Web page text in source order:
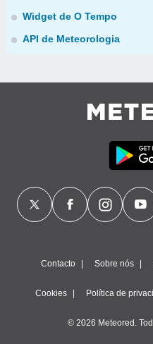
Widget de O Tempo
API de Meteorologia
Contacto Sobre nós
Cookies Política de
© 2026 Meteored.